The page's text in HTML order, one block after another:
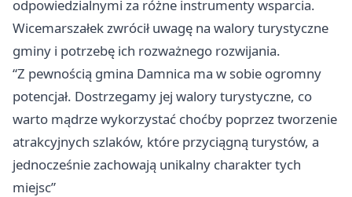
odpowiedzialnymi za różne instrumenty wsparcia.
Wicemarszałek zwrócił uwagę na walory turystyczne
gminy i potrzebę ich rozważnego rozwijania.
“Z pewnością gmina Damnica ma w sobie ogromny
potencjał. Dostrzegamy jej walory turystyczne, co
warto mądrze wykorzystać choćby poprzez tworzenie
atrakcyjnych szlaków, które przyciągną turystów, a
jednocześnie zachowają unikalny charakter tych
miejsc”